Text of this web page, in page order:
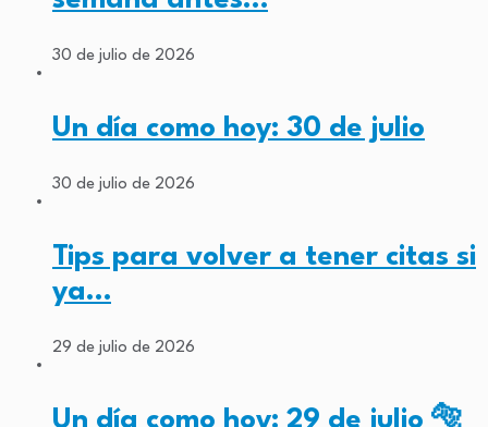
30 de julio de 2026
Un día como hoy: 30 de julio
30 de julio de 2026
Tips para volver a tener citas si
ya…
29 de julio de 2026
Un día como hoy: 29 de julio 🐅